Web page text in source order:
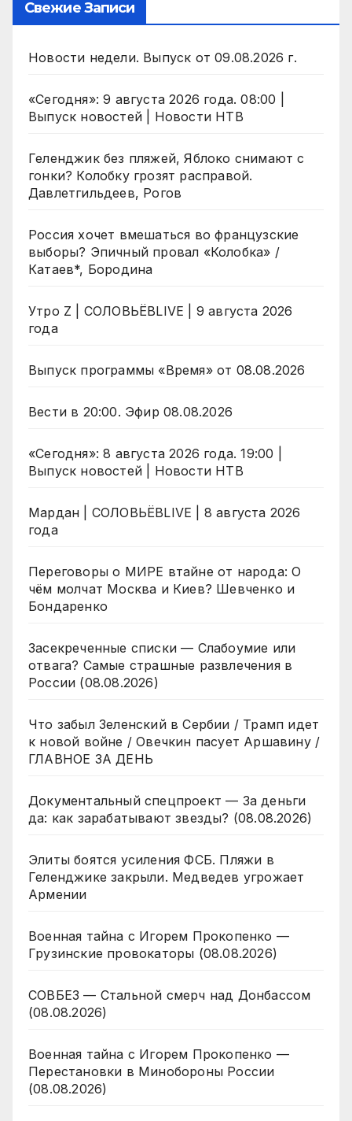
Свежие Записи
Новости недели. Выпуск от 09.08.2026 г.
«Сегодня»: 9 августа 2026 года. 08:00 |
Выпуск новостей | Новости НТВ
Геленджик без пляжей, Яблоко снимают с
гонки? Колобку грозят расправой.
Давлетгильдеев, Рогов
Россия хочет вмешаться во французские
выборы? Эпичный провал «Колобка» /
Катаев*, Бородина
Утро Z | СОЛОВЬЁВLIVE | 9 августа 2026
года
Выпуск программы «Время» от 08.08.2026
Вести в 20:00. Эфир 08.08.2026
«Сегодня»: 8 августа 2026 года. 19:00 |
Выпуск новостей | Новости НТВ
Мардан | СОЛОВЬЁВLIVE | 8 августа 2026
года
Переговоры о МИРЕ втайне от народа: О
чём молчат Москва и Киев? Шевченко и
Бондаренко
Засекреченные списки — Слабоумие или
отвага? Самые страшные развлечения в
России (08.08.2026)
Что забыл Зеленский в Сербии / Трамп идет
к новой войне / Овечкин пасует Аршавину /
ГЛАВНОЕ ЗА ДЕНЬ
Документальный спецпроект — За деньги
да: как зарабатывают звезды? (08.08.2026)
Элиты боятся усиления ФСБ. Пляжи в
Геленджике закрыли. Медведев угрожает
Армении
Военная тайна с Игорем Прокопенко —
Грузинские провокаторы (08.08.2026)
СОВБЕЗ — Стальной смерч над Донбассом
(08.08.2026)
Военная тайна с Игорем Прокопенко —
Перестановки в Минобороны России
(08.08.2026)